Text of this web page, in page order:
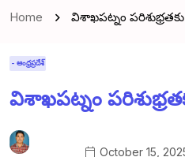
Home విశాఖపట్నం
- ఆంధ్రప్రదేశ్
విశాఖపట్నం
October 15,